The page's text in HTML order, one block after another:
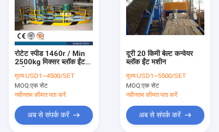
रोटेट स्पीड 1460r / Min
2500kg मिक्सर ब्लॉक ईंट
मूल्य:USD1~4500/SET
MOQ:एक सेट
नवीनतम कीमत पता करें
अब से संपर्क करें
दूरी 20 किमी बेल्ट कन्वेयर
ब्लॉक ईंट मशीन
मूल्य:USD1~5500/SET
MOQ:एक सेट
नवीनतम कीमत पता करें
अब से संपर्क करें